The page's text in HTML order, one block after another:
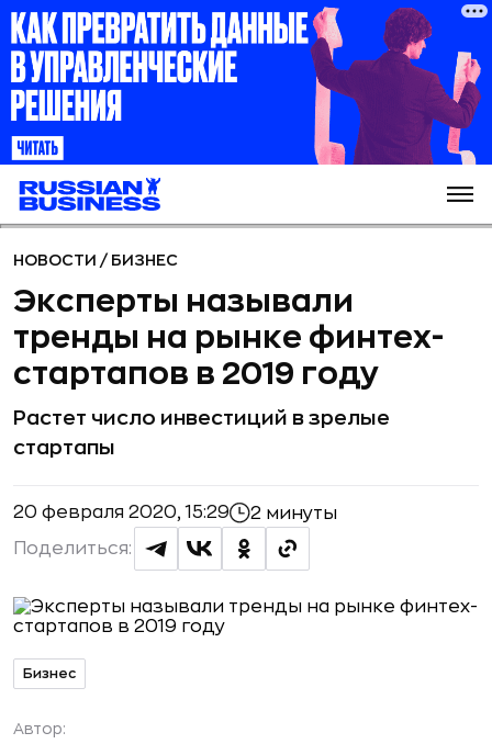
НОВОСТИ / БИЗНЕС
Эксперты называли
тренды на рынке финтех-
стартапов в 2019 году
Растет число инвестиций в зрелые
стартапы
20 февраля 2020, 15:29 2 минуты
Поделиться:
Бизнес
Автор: